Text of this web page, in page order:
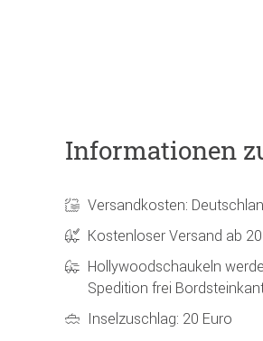
Informationen
Versandkosten:
Kostenloser Versand ab
Hollywoodschaukeln
Spedition frei
Inselzuschlag: 20 Euro